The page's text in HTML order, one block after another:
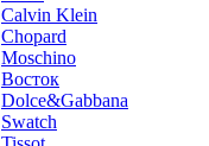
Calvin Klein
Chopard
Moschino
Восток
Dolce&Gabbana
Swatch